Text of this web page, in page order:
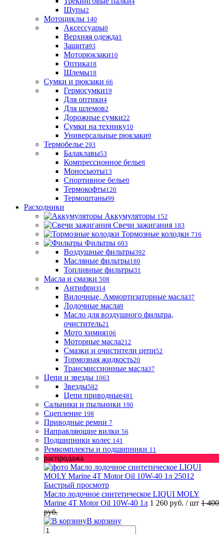
Щупы2
Мотоциклы 140
Аксессуары0
Верхняя одежда1
Защита93
Моторюкзаки10
Оптика18
Шлемы18
Сумки и рюкзаки 66
Гермосумки19
Для оптики4
Для шлемов2
Дорожные сумки22
Сумки на технику10
Универсальные рюкзаки9
Термобелье 293
Балаклавы53
Компрессионное белье8
Моносьюты13
Спортивное белье0
Термокофты120
Термоштаны99
Расходники
Аккумуляторы 152
Свечи зажигания 183
Тормозные колодки 716
Фильтры 603
Воздушные фильтры392
Масляные фильтры180
Топливные фильтры31
Масла и смазки 508
Антифриз14
Вилочные, Аммортизаторные масла37
Лодочные масла9
Масло для воздушного фильтра,
очиститель21
Мото химия106
Моторные масла212
Смазки и очистители цепи52
Тормозная жидкость20
Трансмиссионные масла37
Цепи и звезды 1063
Звезды582
Цепи приводные481
Сальники и пыльники 190
Сцепление 198
Приводные ремни 7
Направляющие вилки 56
Подшипники колес 141
Ремкомплекты и подшипники 11
распродажа
Быстрый просмотр
Масло лодочное синтетическое LIQUI MOLY
Marine 4T Motor Oil 10W-40 1л 1 260 руб. / шт 1 400
руб.
В корзину